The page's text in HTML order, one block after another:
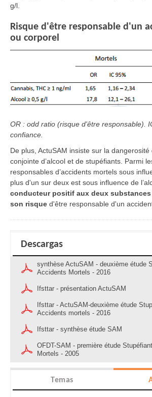
g/l.
Risque d'être responsable d'un
ou corporel
OR : odd ratio (risque d'être responsable).
confiance.
De plus, ActuSAM insiste sur la
conjointe d’alcool et de stupéfiants. Parmi
responsables d’accidents mortels sous
plus d'un sur deux est sous influence de
conducteur positif aux deux
son risque d'être responsable d'un
Descargas
synthèse ActuSAM - deuxième étude
Accidents Mortels - 2016
Ifsttar - présentation ActuSAM
Ifsttar - ActuSAM-deuxième étude
Accidents mortels - 2016
Ifsttar - synthèse étude SAM
OFDT-SAM - première étude
Mortels - 2005
Temas